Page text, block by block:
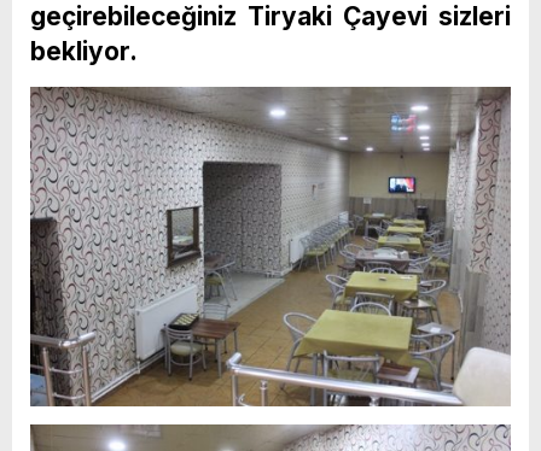
geçirebileceğiniz Tiryaki Çayevi sizleri
bekliyor.